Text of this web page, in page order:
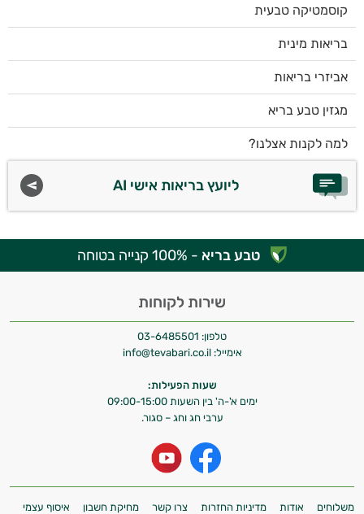
קוסמטיקה טבעית
בריאות מינית
אביזרי בריאות
מגזין טבע בריא
למה לקנות אצלנו?
ליועץ בריאות אישי AI
טבע בריא - 100% קנייה בטוחה
שירות לקוחות
טלפון: 03-6485501
אימייל: info@tevabari.co.il
שעות הפעילות:
ימים א'-ה' בין השעות 09:00-15:00
ערבי חג וחג – סגור.
משלוחים אודות מדיניות החזרות צרו קשר מחיקת חשבון איסוף עצמי